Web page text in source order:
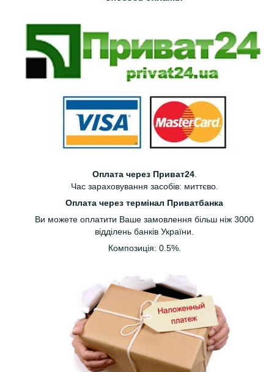
Оплата через Приват24.
Час зараховування засобів: миттєво.
Оплата через термінал Приватбанка
Ви можете оплатити Ваше замовлення більш ніж 3000
відділень банків України.
Композиція: 0.5%.